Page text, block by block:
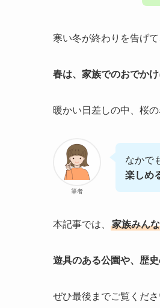
寒い冬が終わりを告げ
春は、家族でのおでか
暖かい日差しの中、桜の
筆者
なかで
楽しめ
本記事では、 家族みん
遊具のある公園や、歴
ぜひ最後までご覧くださ